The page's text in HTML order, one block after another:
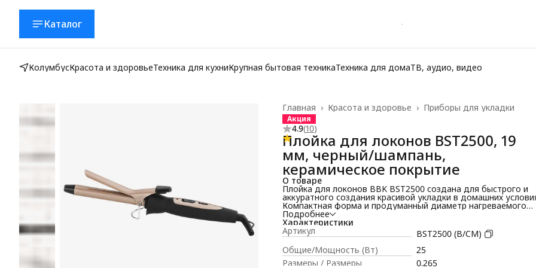
Каталог
КолумбусКрасота и здоровьеТехника для кухниКрупная бытовая техникаТехника для домаТВ, аудио, видео
Приборы для укладки
Красота и здоровье ›
Главная ›
Акция
4.9(10)
Плойка для локонов BST2500, 19
мм, черный/шампань,
керамическое покрытие
О товаре
Плойка для локонов BBK BST2500 создана для быстрого и
аккуратного создания красивой укладки в домашних
Компактная форма и продуманный диаметр нагреваемого
стержня 19 мм позволяют легко формировать упругие локоны
и мягкие волны без лишних усилий.
Стайлер для волос оснащён керамическим покрытием,
которое равномерно распределяет тепло по поверхности
нагрева. Это помогает бережно подкручивать пряди,
сохранять влагу в структуре волос и снижать статическое
электричество, делая локоны более гладкими и блестящими.
Подробнее
Характеристики
Артикул
BST2500 (B/CM)
Общие/Мощность (Вт)
25
Размеры / Размеры
0.265